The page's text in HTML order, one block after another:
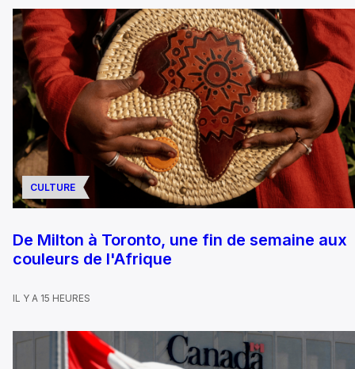
CULTURE
De Milton à Toronto, une fin de semaine aux
couleurs de l'Afrique
IL Y A 15 HEURES